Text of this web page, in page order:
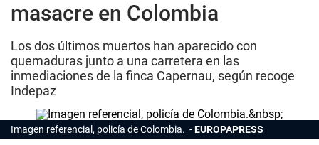
masacre en Colombia
Los dos últimos muertos han aparecido con
quemaduras junto a una carretera en las
inmediaciones de la finca Capernau, según recoge
Indepaz
Imagen referencial, policía de Colombia. EUROPAPRESS